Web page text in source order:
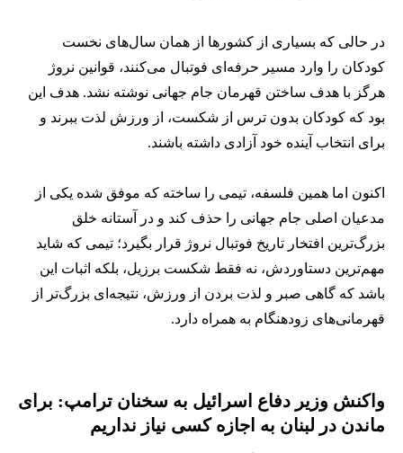
در حالی که بسیاری از کشورها از همان سال‌های نخست
کودکان را وارد مسیر حرفه‌ای فوتبال می‌کنند، قوانین نروژ
هرگز با هدف ساختن قهرمان جام جهانی نوشته نشد. هدف این
بود که کودکان بدون ترس از شکست، از ورزش لذت ببرند و
برای انتخاب آینده خود آزادی داشته باشند.
اکنون اما همین فلسفه، تیمی را ساخته که موفق شده یکی از
مدعیان اصلی جام جهانی را حذف کند و در آستانه خلق
بزرگ‌ترین افتخار تاریخ فوتبال نروژ قرار بگیرد؛ تیمی که شاید
مهم‌ترین دستاوردش، نه فقط شکست برزیل، بلکه اثبات این
باشد که گاهی صبر و لذت بردن از ورزش، نتیجه‌ای بزرگ‌تر از
قهرمانی‌های زودهنگام به همراه دارد.
واکنش وزیر دفاع اسرائیل به سخنان ترامپ: برای
ماندن در لبنان به اجازه کسی نیاز نداریم